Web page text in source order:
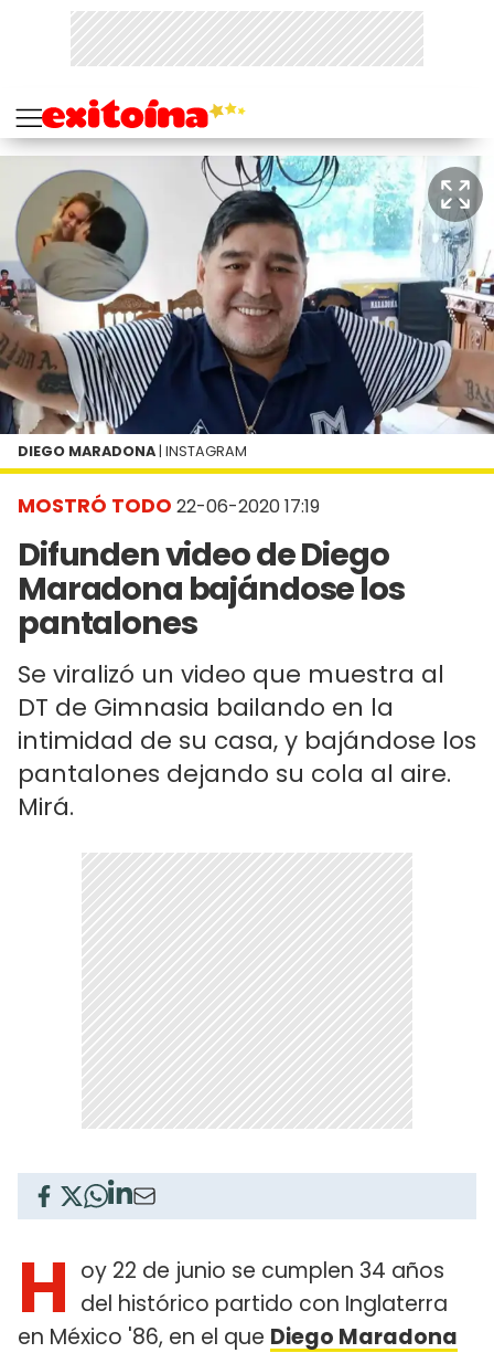
MOSTRÓ TODO 22-06-2020 17:19
Difunden video de Diego
Maradona bajándose los
pantalones
Se viralizó un video que muestra al
DT de Gimnasia bailando en la
intimidad de su casa, y bajándose los
pantalones dejando su cola al aire.
Mirá.
DIEGO MARADONA | INSTAGRAM
H oy 22 de junio se cumplen 34 años
del histórico partido con Inglaterra
en México '86, en el que Diego Maradona